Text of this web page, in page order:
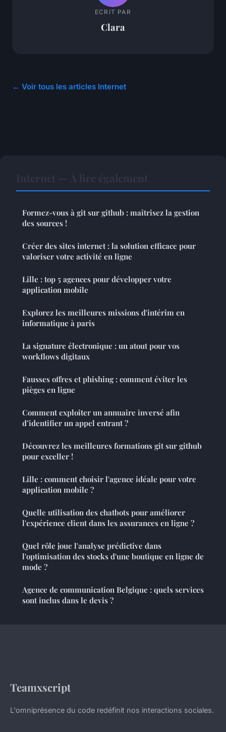
ECRIT PAR
Clara
← Voir tous les articles Internet
Formez-vous à git sur github : maîtrisez la gestion
des sources !
Créer des sites internet : la solution efficace pour
valoriser votre activité en ligne
Lille : top 5 agences pour développer votre
application mobile
Explorez les meilleures missions d'intérim en
informatique à paris
La signature électronique : un atout pour vos
workflows digitaux
Fausses offres et phishing : comment éviter les
pièges en ligne
Comment exploiter un annuaire inversé afin
d’identifier un appel entrant ?
Découvrez les meilleures formations git sur github
pour exceller !
Lille : comment choisir l'agence idéale pour votre
application mobile ?
Quelle utilisation des chatbots pour améliorer
l'expérience client dans les assurances en ligne ?
Quel rôle joue l'analyse prédictive dans
l'optimisation des stocks d'une boutique en ligne de
mode ?
Agence de communication Belgique : quels services
sont inclus dans le devis ?
Teamxscript
L'omniprésence du code redéfinit nos interactions sociales.